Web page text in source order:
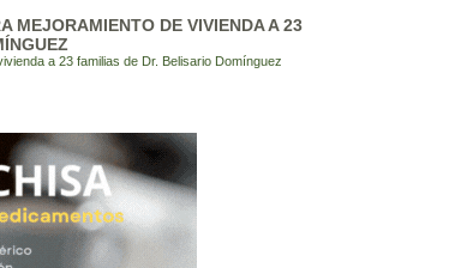
MEJORAMIENTO DE VIVIENDA A 23
a 23 familias de Dr. Belisario Domínguez